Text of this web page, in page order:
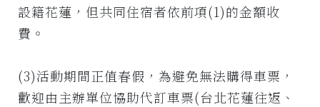
設籍花蓮，但共同住宿者依前項(1)的金額收
費。
(3)活動期間正值春假，為避免無法購得車票，
歡迎由主辦單位協助代訂車票(台北花蓮往返、